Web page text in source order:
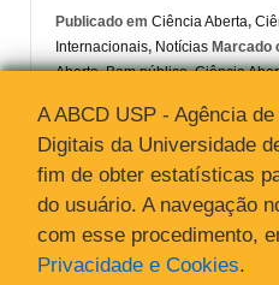
Publicado em Ciência Aberta,
Internacionais, Notícias Marcado
Aberto,Bem público,Ciência
A ABCD USP - Agência
Digitais da Universidade
fim de obter estatísticas
do usuário. A navegação
com esse procedimento,
Privacidade e Cookies.